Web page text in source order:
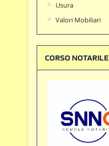
Usura
Valori Mobiliari
CORSO NOTARILE